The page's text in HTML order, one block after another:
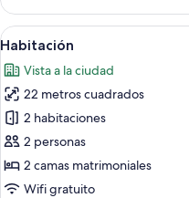
para
no
fumadores
Room)
Abrir
todas
las
fotos
de
Habitación
6
Habitación
Vista a la ciudad
22 metros cuadrados
2 habitaciones
2 personas
2 camas matrimoniales
Wifi gratuito